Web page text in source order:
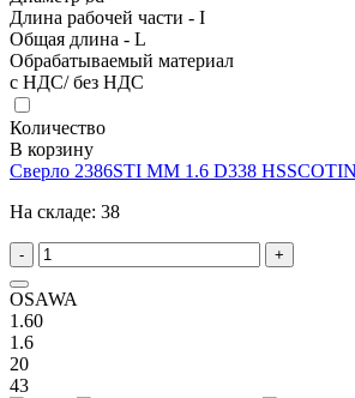
Длина рабочей части - I
Общая длина - L
Обрабатываемый материал
с НДС/ без НДС
Количество
В корзину
Сверло 2386STI MM 1.6 D338
На складе: 38
- +
OSAWA
1.60
1.6
20
43